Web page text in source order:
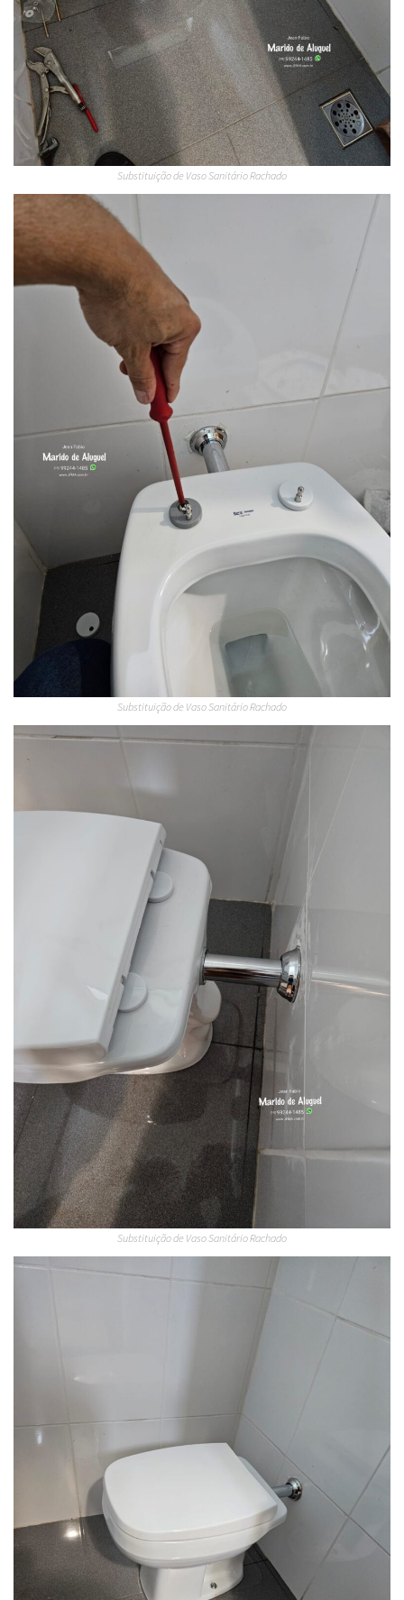
Substituição de Vaso Sanitário Rachado
Substituição de Vaso Sanitário Rachado
Substituição de Vaso Sanitário Rachado